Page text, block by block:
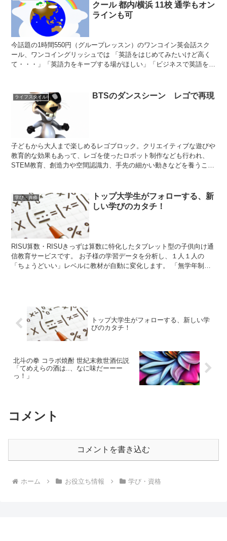
クール 都内/横浜 11校 通学もオン
ラインも可
今話題の1時間550円（グループレッスン）のワンコイン英会話スク
ール、ワンコイングリッシュでは 「英語をはじめてみたいけど高く
て・・・」「英語力をキープする場がほしい」「ビジネスで英語を習
対面式の英会話レッスンが受講できます。
ライフスタイル BTSのダンスシーン レゴで再現
子どもから大人まで楽しめるレゴブロック。クリエイティブな遊びや
教育的な効果もあって、レゴを使ったロボット制作なども行われ、
STEM教育、創造力や空間認識力、手先の細かい動きなどを養うこと
学び・資格
トップ大学生がフォローする、新
しい学びのカタチ！
RISU算数・RISUきっずは算数に特化したタブレット型の子供向け通
信教育サービスです。 お子様の学習データを分析し、１人１人の
「ちょうどいい」レベルに教材が自動に変化します。 「無学年制」
トップ大学生がフォローする、新しい学
びのカタチ！
北斗の拳 コラボ焼酎 世紀末救世酒伝説
「てめえらの酒は..、なに味だーーー
っ！」
コメント
コメントを書き込む
ホーム お役立ち情報 学び・資格